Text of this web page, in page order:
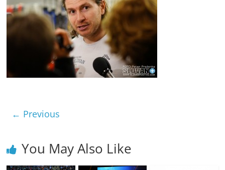
← Previous
You May Also Like